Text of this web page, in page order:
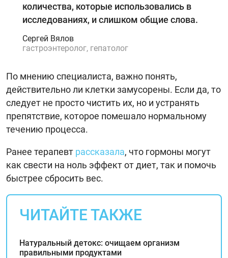
количества, которые использовались в
исследованиях, и слишком общие слова.
Сергей Вялов
гастроэнтеролог, гепатолог
По мнению специалиста, важно понять,
действительно ли клетки замусорены. Если да, то
следует не просто чистить их, но и устранять
препятствие, которое помешало нормальному
течению процесса.
Ранее терапевт рассказала, что гормоны могут
как свести на ноль эффект от диет, так и помочь
быстрее сбросить вес.
ЧИТАЙТЕ ТАКЖЕ
Натуральный детокс: очищаем организм
правильными продуктами